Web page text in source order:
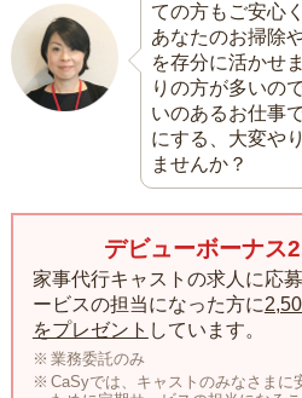
ての方もご安心
あなたのお掃除
を存分に活かせ
りの方が多いの
いのあるお仕事
にする、大変や
ませんか？
デビューボーナス
家事代行キャストの求人に応
ービスの担当になった方に
をプレゼント しています。
業務委託のみ
CaSyでは、キャストのみなさまに